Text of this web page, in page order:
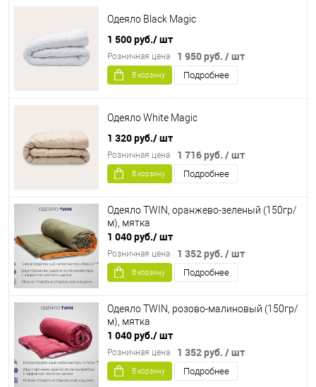
Одеяло Black Magic
1 500 руб./ шт
1 950 руб. / шт
Розничная цена
В корзину Подробнее
Одеяло White Magic
1 320 руб./ шт
1 716 руб. / шт
Розничная цена
В корзину Подробнее
Одеяло TWIN, оранжево-зеленый (150гр/
м), мятка
1 040 руб./ шт
1 352 руб. / шт
Розничная цена
В корзину Подробнее
Одеяло TWIN, розово-малиновый (150гр/
м), мятка
1 040 руб./ шт
1 352 руб. / шт
Розничная цена
В корзину Подробнее